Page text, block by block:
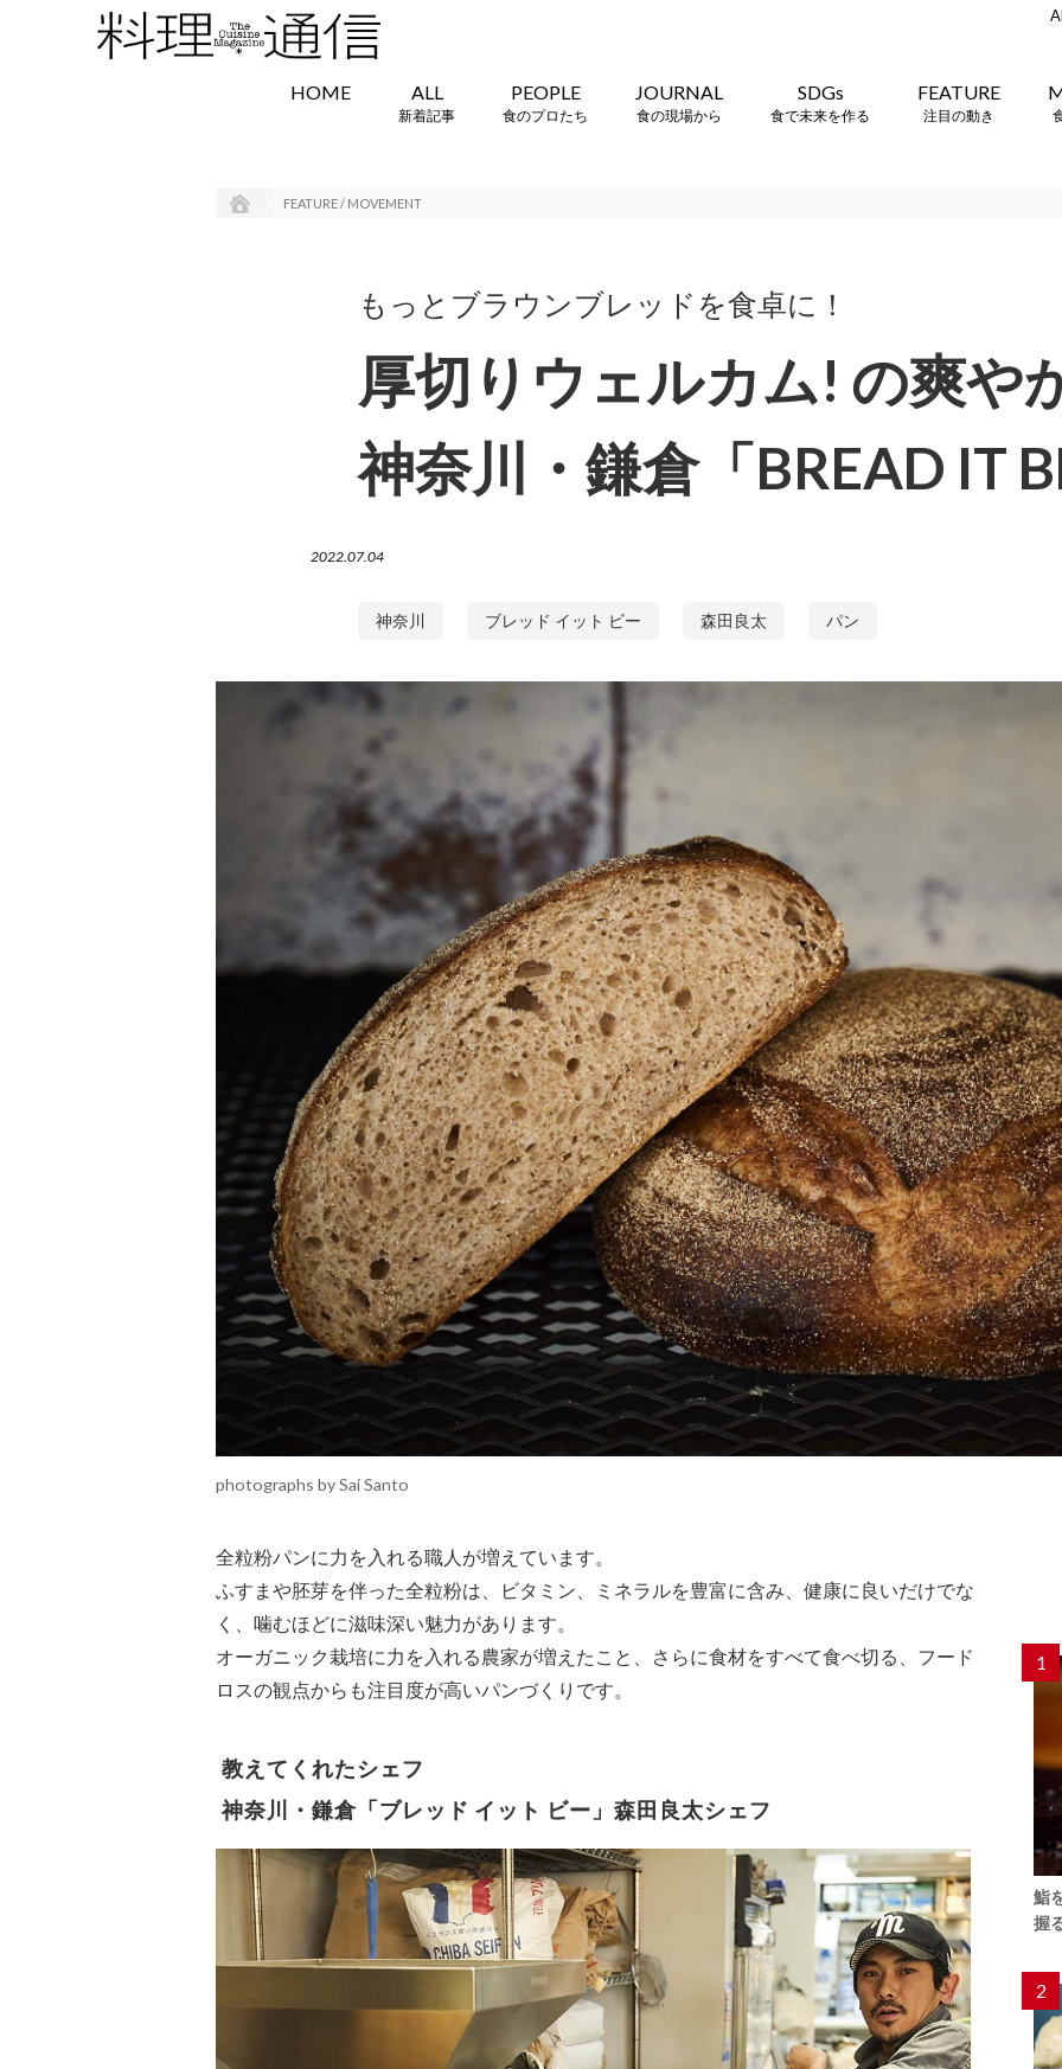
HOME ALL
新着記事
PEOPLE
食のプロたち
JOURNAL
食の現場から
SDGs
食で未来を作る
FEATURE
注目の動き
FEATURE / MOVEMENT
もっとブラウンブレッドを食卓に！
厚切りウェルカム! の爽や
神奈川・鎌倉「BREAD IT
2022.07.04
神奈川 ブレッド イット ビー 森田良太 パン
photographs by Sai Santo
全粒粉パンに力を入れる職人が増えています。
ふすまや胚芽を伴った全粒粉は、ビタミン、ミネラルを豊富に含み、健康に良いだけでな
く、噛むほどに滋味深い魅力があります。
オーガニック栽培に力を入れる農家が増えたこと、さらに食材をすべて食べ切る、フード
ロスの観点からも注目度が高いパンづくりです。
教えてくれたシェフ
神奈川・鎌倉「ブレッド イット ビー」森田良太シェフ
1
鮨
握
2